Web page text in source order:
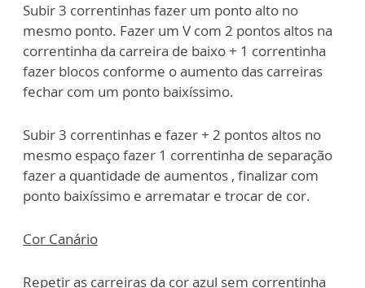
Subir 3 correntinhas fazer um ponto alto no
mesmo ponto. Fazer um V com 2 pontos altos na
correntinha da carreira de baixo + 1 correntinha
fazer blocos conforme o aumento das carreiras
fechar com um ponto baixíssimo.
Subir 3 correntinhas e fazer + 2 pontos altos no
mesmo espaço fazer 1 correntinha de separação
fazer a quantidade de aumentos , finalizar com
ponto baixíssimo e arrematar e trocar de cor.
Cor Canário
Repetir as carreiras da cor azul sem correntinha